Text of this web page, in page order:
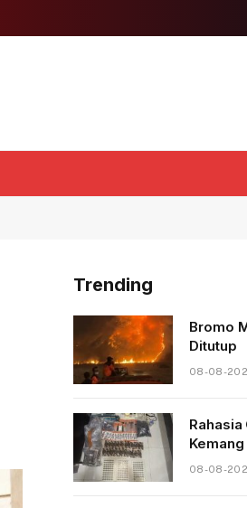
Trending
Bromo
Ditutup
08-08-
Rahasia
08-08-